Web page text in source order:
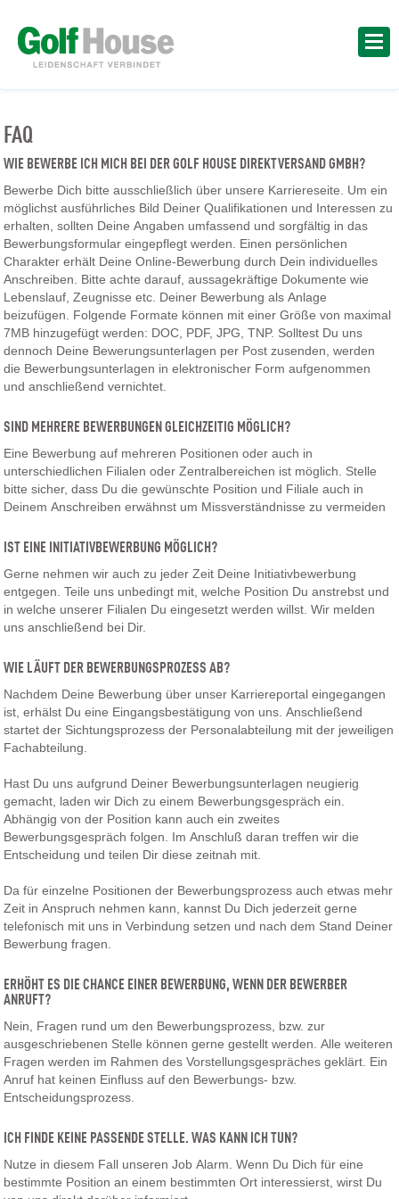
FAQ
WIE BEWERBE ICH MICH BEI DER GOLF HOUSE DIREKTVERSAND GMBH?
Bewerbe Dich bitte ausschließlich über unsere Karriereseite. Um ein
möglichst ausführliches Bild Deiner Qualifikationen und Interessen zu
erhalten, sollten Deine Angaben umfassend und sorgfältig in das
Bewerbungsformular eingepflegt werden. Einen persönlichen
Charakter erhält Deine Online-Bewerbung durch Dein individuelles
Anschreiben. Bitte achte darauf, aussagekräftige Dokumente wie
Lebenslauf, Zeugnisse etc. Deiner Bewerbung als Anlage
beizufügen. Folgende Formate können mit einer Größe von maximal
7MB hinzugefügt werden: DOC, PDF, JPG, TNP. Solltest Du uns
dennoch Deine Bewerungsunterlagen per Post zusenden, werden
die Bewerbungsunterlagen in elektronischer Form aufgenommen
und anschließend vernichtet.
SIND MEHRERE BEWERBUNGEN GLEICHZEITIG MÖGLICH?
Eine Bewerbung auf mehreren Positionen oder auch in
unterschiedlichen Filialen oder Zentralbereichen ist möglich. Stelle
bitte sicher, dass Du die gewünschte Position und Filiale auch in
Deinem Anschreiben erwähnst um Missverständnisse zu vermeiden
IST EINE INITIATIVBEWERBUNG MÖGLICH?
Gerne nehmen wir auch zu jeder Zeit Deine Initiativbewerbung
entgegen. Teile uns unbedingt mit, welche Position Du anstrebst und
in welche unserer Filialen Du eingesetzt werden willst. Wir melden
uns anschließend bei Dir.
WIE LÄUFT DER BEWERBUNGSPROZESS AB?
Nachdem Deine Bewerbung über unser Karriereportal eingegangen
ist, erhälst Du eine Eingangsbestätigung von uns. Anschließend
startet der Sichtungsprozess der Personalabteilung mit der jeweiligen
Fachabteilung.
Hast Du uns aufgrund Deiner Bewerbungsunterlagen neugierig
gemacht, laden wir Dich zu einem Bewerbungsgespräch ein.
Abhängig von der Position kann auch ein zweites
Bewerbungsgespräch folgen. Im Anschluß daran treffen wir die
Entscheidung und teilen Dir diese zeitnah mit.
Da für einzelne Positionen der Bewerbungsprozess auch etwas mehr
Zeit in Anspruch nehmen kann, kannst Du Dich jederzeit gerne
telefonisch mit uns in Verbindung setzen und nach dem Stand Deiner
Bewerbung fragen.
ERHÖHT ES DIE CHANCE EINER BEWERBUNG, WENN DER BEWERBER
ANRUFT?
Nein, Fragen rund um den Bewerbungsprozess, bzw. zur
ausgeschriebenen Stelle können gerne gestellt werden. Alle weiteren
Fragen werden im Rahmen des Vorstellungsgespräches geklärt. Ein
Anruf hat keinen Einfluss auf den Bewerbungs- bzw.
Entscheidungsprozess.
ICH FINDE KEINE PASSENDE STELLE. WAS KANN ICH TUN?
Nutze in diesem Fall unseren Job Alarm. Wenn Du Dich für eine
bestimmte Position an einem bestimmten Ort interessierst, wirst Du